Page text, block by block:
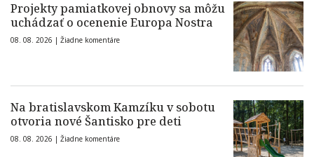
Projekty pamiatkovej obnovy sa môžu
uchádzať o ocenenie Europa Nostra
08. 08. 2026 | Žiadne komentáre
Na bratislavskom Kamzíku v sobotu
otvoria nové Šantisko pre deti
08. 08. 2026 | Žiadne komentáre